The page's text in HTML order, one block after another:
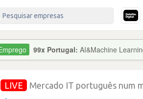
99x Portugal: AI&Machine
LIVE Mercado IT português num